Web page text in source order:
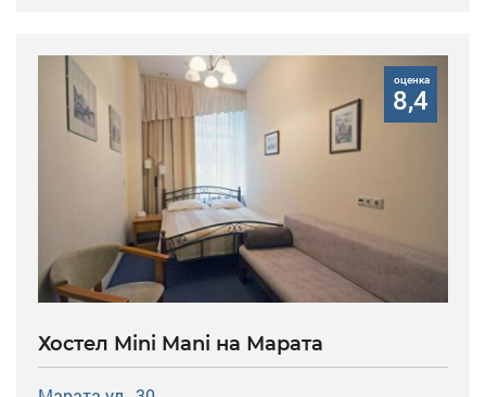
оценка
8,4
Хостел Mini Mani на Марата